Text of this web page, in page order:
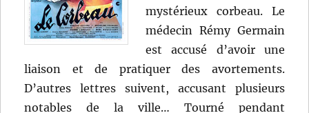
mystérieux corbeau. Le
médecin Rémy Germain
est accusé d’avoir une
liaison et de pratiquer des avortements.
D’autres lettres suivent, accusant plusieurs
notables de la ville… Tourné pendant